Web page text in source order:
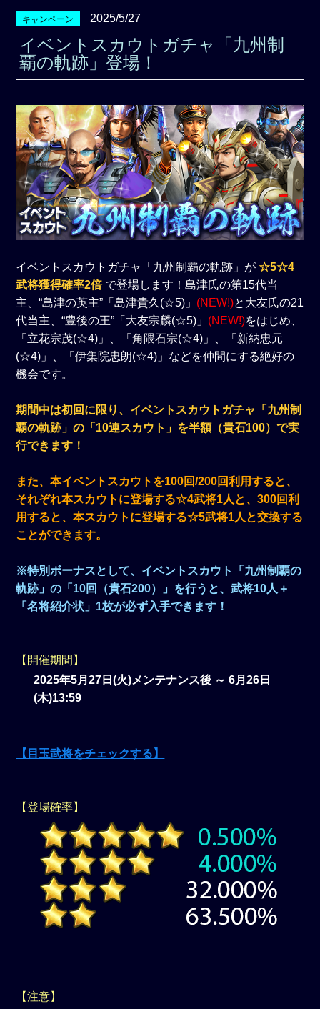
キャンペーン 2025/5/27
イベントスカウトガチャ「九州制
覇の軌跡」登場！
イベントスカウトガチャ「九州制覇の軌跡」が☆5☆4
武将獲得確率2倍 で登場します！島津氏の第15代当
主、“島津の英主”「島津貴久(☆5)」 (NEW!)と大友氏の21
代当主、“豊後の王”「大友宗麟(☆5)」 (NEW!)をはじめ、
「立花宗茂(☆4)」、「角隈石宗(☆4)」、「新納忠元
(☆4)」、「伊集院忠朗(☆4)」などを仲間にする絶好の
機会です。
期間中は初回に限り、イベントスカウトガチャ「九州制
覇の軌跡」の「10連スカウト」を半額（貴石100）で実
行できます！
また、本イベントスカウトを100回/200回利用すると、
それぞれ本スカウトに登場する☆4武将1人と、300回利
用すると、本スカウトに登場する☆5武将1人と交換する
ことができます。
※特別ボーナスとして、イベントスカウト「九州制覇の
軌跡」の「10回（貴石200）」を行うと、武将10人＋
「名将紹介状」1枚が必ず入手できます！
【開催期間】
2025年5月27日(火)メンテナンス後 ～ 6月26日
(木)13:59
【目玉武将をチェックする】
【登場確率】
【注意】